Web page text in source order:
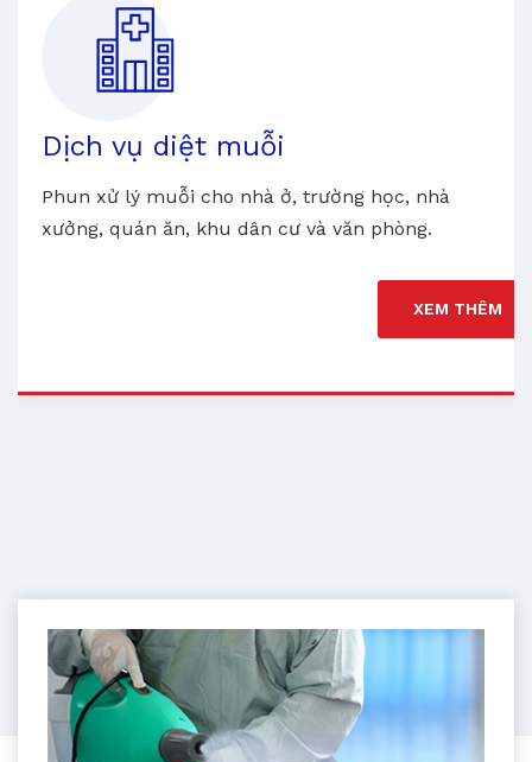
Dịch vụ diệt muỗi
Phun xử lý muỗi cho nhà ở, trường học, nhà
xưởng, quán ăn, khu dân cư và văn phòng.
XEM THÊM